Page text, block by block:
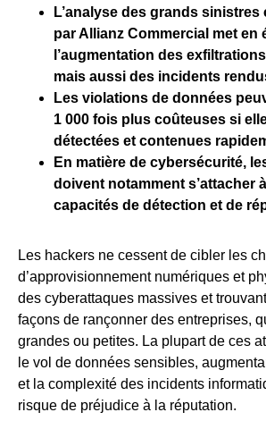
L’analyse des grands
par Allianz Commercial met en
l’augmentation des
mais aussi des incidents
Les violations de données
1 000 fois plus coûteuses si
détectées et contenues
En matière de cybersécurité,
doivent notamment s’attacher
capacités de détection et de
Les hackers ne cessent de cibler les
d’approvisionnement numériques et
des cyberattaques massives et
façons de rançonner des entreprises,
grandes ou petites. La plupart de ces
le vol de données sensibles,
et la complexité des incidents
risque de préjudice à la réputation.